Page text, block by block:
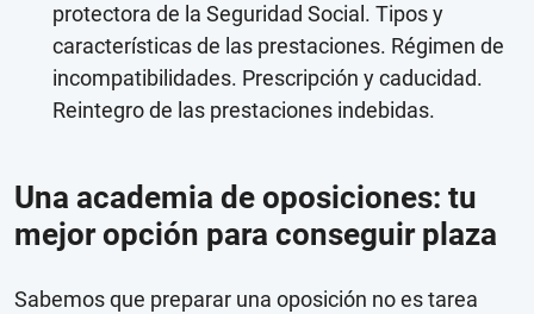
protectora de la Seguridad Social. Tipos y
características de las prestaciones. Régimen de
incompatibilidades. Prescripción y caducidad.
Reintegro de las prestaciones indebidas.
Una academia de oposiciones: tu
mejor opción para conseguir plaza
Sabemos que preparar una oposición no es tarea